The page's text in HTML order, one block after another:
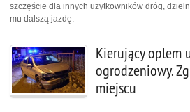
szczęście dla innych użytkowników dróg,
mu dalszą jazdę.
Kierujący oplem
ogrodzeniowy.
miejscu